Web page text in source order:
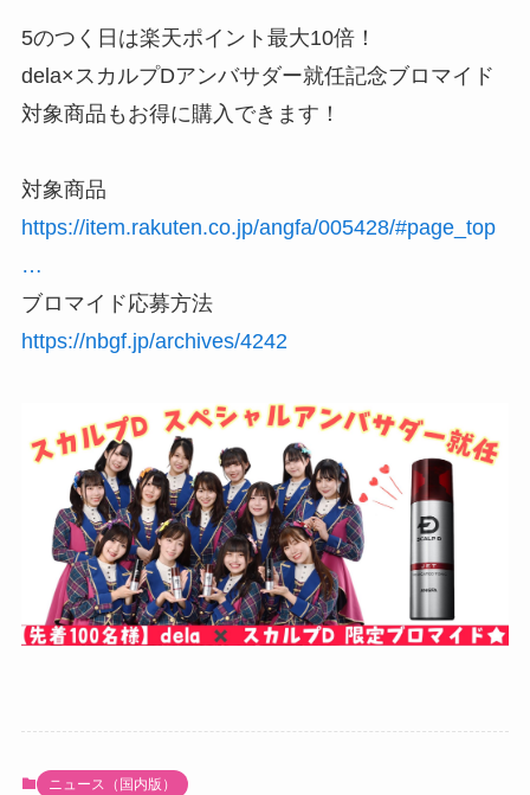
5のつく日は楽天ポイント最大10倍！
dela×スカルプDアンバサダー就任記念ブロマイド
対象商品もお得に購入できます！
対象商品
https://item.rakuten.co.jp/angfa/005428/#page_top
…
ブロマイド応募方法
https://nbgf.jp/archives/4242
ニュース（国内版）